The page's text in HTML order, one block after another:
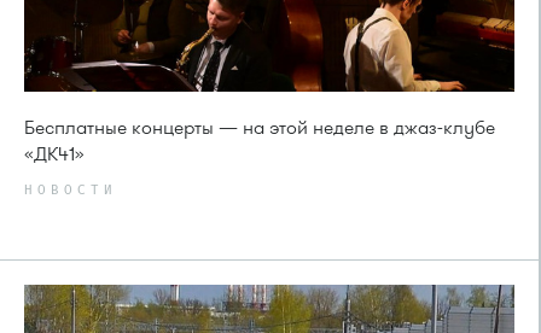
Бесплатные концерты — на этой неделе в джаз-клубе
«ДК41»
НОВОСТИ